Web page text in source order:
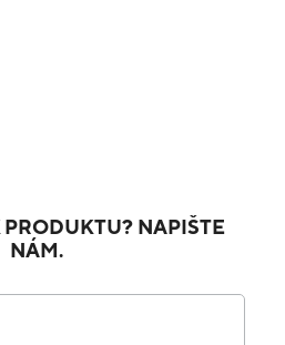
PRODUKTU? NAPIŠTE
NÁM.